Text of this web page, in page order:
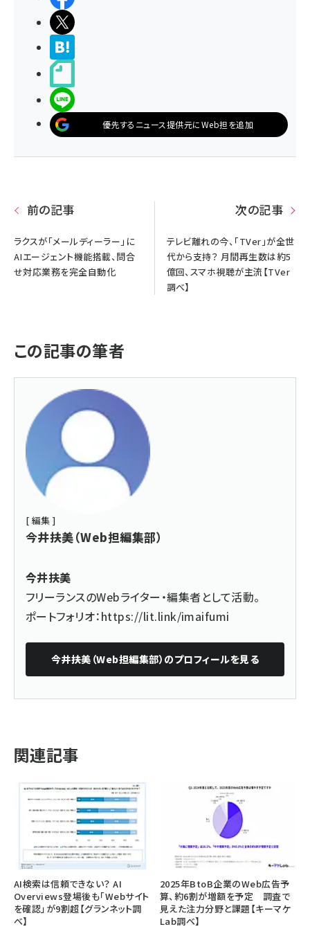
優先するニュース提供元にWeb担を追加
前の記事
ラクスが「メールディーラー」に
AIエージェント機能搭載、問合
せ対応業務を完全自動化
次の記事
テレビ離れの今、「TVer」が全世
代から支持？ 月間再生数は約5
億回、スマホ視聴が主流【TVer
調べ】
この記事の筆者
[ 編集 ]
今井扶美（Web担編集部）
今井扶美
フリーランスのWebライター・編集者として活動。
ポートフォリオ：https://lit.link/imaifumi
今井扶美（Web担編集部） のプロフィールを見る
関連記事
AI検索は信頼できない？ AI
Overviews登場後も「Webサイト
を確認」が9割超【グランネット調
べ】
2025年BtoB企業のWeb広告予
算、約6割が増額を予定 調査で
見えた注力分野と課題【キーマケ
Lab調べ】